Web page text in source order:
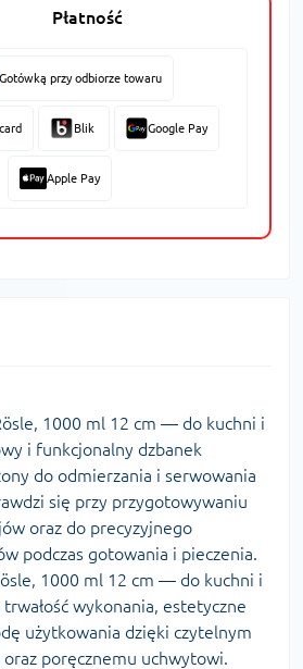
Płatność
Gotówką przy odbiorze towaru
Blik Google Pay
Apple Pay
1000 ml 12 cm — do kuchni i
i funkcjonalny dzbanek
do odmierzania i serwowania
się przy przygotowywaniu
oraz do precyzyjnego
podczas gotowania i pieczenia.
1000 ml 12 cm — do kuchni i
wykonania, estetyczne
użytkowania dzięki czytelnym
poręcznemu uchwytowi.